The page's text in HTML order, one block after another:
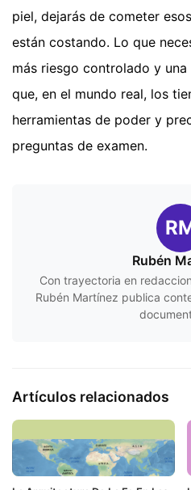
piel, dejarás de cometer
están costando. Lo que
más riesgo controlado y
que, en el mundo real, los
herramientas de poder y
preguntas de examen.
Rubén
Con trayectoria en
Rubén Martínez publica
Artículos relacionados